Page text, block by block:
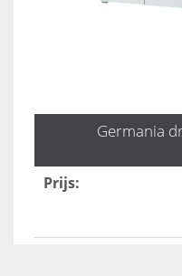
Germania
Prijs: